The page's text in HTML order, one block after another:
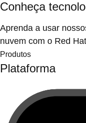
Conheça
Aprenda a usar
nuvem com o Red
Produtos
Plataforma